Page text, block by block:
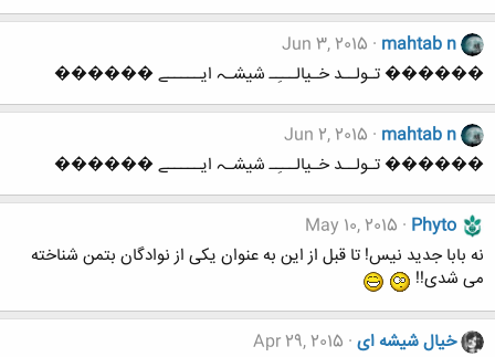
mahtab n
Jun 3, 2015
������ تـولــد خـیالـــِـ شیشـہ ایـــــے ������
mahtab n
Jun 2, 2015
������ تـولــد خـیالـــِـ شیشـہ ایـــــے ������
Phyto
May 10, 2015
نه بابا جدید نیس! تا قبل از این به عنوان یکی از نوادگان بتمن شناخته
می شدی!!
خیال شیشه ای Apr 29, 2015